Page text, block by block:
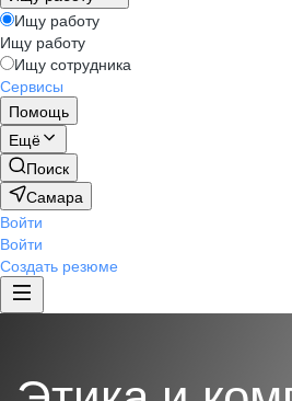
Ищу работу
Ищу работу
Ищу сотрудника
Сервисы
Помощь
Ещё
Поиск
Самара
Войти
Войти
Создать резюме